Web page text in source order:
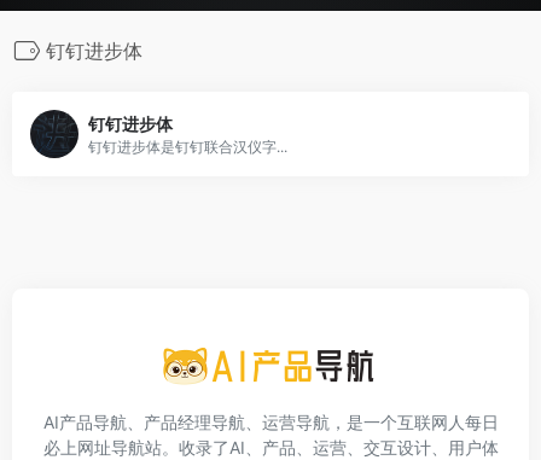
钉钉进步体
钉钉进步体
钉钉进步体是钉钉联合汉仪字...
AI产品导航、产品经理导航、运营导航，是一个互联网人每日
必上网址导航站。收录了AI、产品、运营、交互设计、用户体